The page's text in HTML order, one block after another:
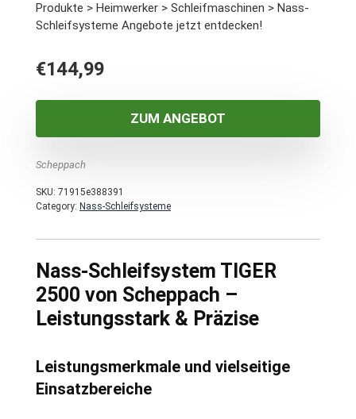
Produkte > Heimwerker > Schleifmaschinen > Nass-
Schleifsysteme Angebote jetzt entdecken!
€144,99
ZUM ANGEBOT
Scheppach
SKU: 71915e388391
Category: Nass-Schleifsysteme
Nass-Schleifsystem TIGER
2500 von Scheppach –
Leistungsstark & Präzise
Leistungsmerkmale und vielseitige
Einsatzbereiche